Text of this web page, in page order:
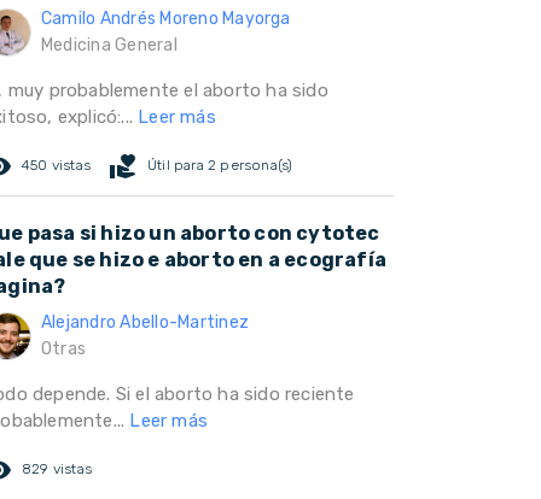
Camilo Andrés Moreno Mayorga
Medicina General
muy probablemente el aborto ha sido
explicó:... Leer más
450 vistas volunteer_activism Útil para 2 persona(s)
pasa si hizo un aborto con cytotec
que se hizo e aborto en a ecografía
Alejandro Abello-Martinez
Otras
depende. Si el aborto ha sido reciente
Leer más
829 vistas